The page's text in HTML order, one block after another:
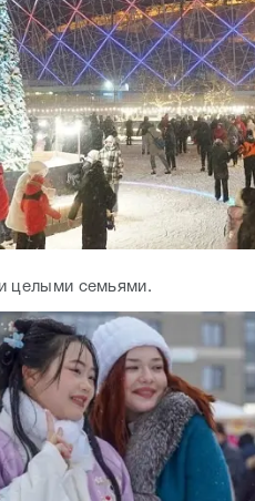
целыми семьями.